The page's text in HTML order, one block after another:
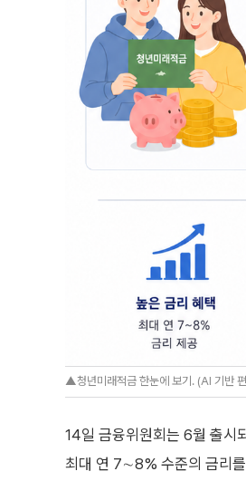
▲청년미래적금 한눈에 보기. (AI 기반
14일 금융위원회는 6월 출시
최대 연 7∼8% 수준의 금리를